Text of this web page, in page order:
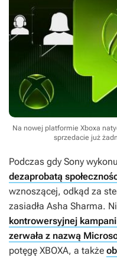
Na nowej platformie Xboxa
sprzedacie już
Podczas gdy Sony
dezaprobatą
wznoszącej, odkąd za
zasiadła Asha Sharma.
kontrowersyjnej
zerwała z nazwą
potęgę XBOXA, a także